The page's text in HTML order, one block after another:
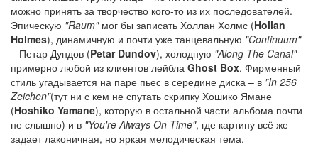
можно принять за творчество кого-то из их последователей.
Эпическую "Raum"мог бы записать Холлан Холмс (Hollan
Holmes), динамичную и почти уже танцевальную "Continuum"
– Петар Дундов (Petar Dundov), холодную "Along The Canal"–
примерно любой из клиентов лейбла Ghost Box. Фирменный
стиль угадывается на паре пьес в середине диска – в "In 256
Zeichen"(тут ни с кем не спутать скрипку Хошико Ямане
(Hoshiko Yamane), которую в остальной части альбома почти
не слышно) и в "You're Always On Time", где картину всё же
задает лаконичная, но яркая мелодическая тема.